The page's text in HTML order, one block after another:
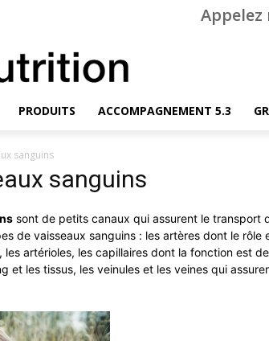
Appelez
PRODUITS ACCOMPAGNEMENT 5.3
sanguins
sanguins
sont de petits canaux qui assurent le transport
de vaisseaux sanguins : les artères dont le rôle
artérioles, les capillaires dont la fonction est
et les tissus, les veinules et les veines qui